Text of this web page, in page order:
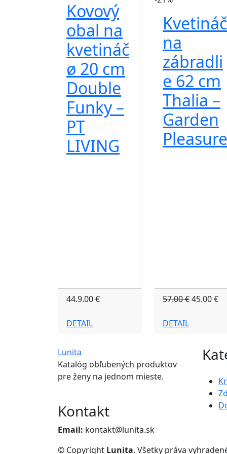
Kovový
obal na
kvetináč
ø 20 cm
Double
Funky –
PT
LIVING
44.9.00 €
DETAIL
Kvetináč
na
zábradli
e 62 cm
Thalia –
Garden
Pleasure
57.00 €45.00 €
DETAIL
Lunita
Katalóg obľubených produktov
pre ženy na jednom mieste.
Kontakt
Email: kontakt@lunita.sk
© Copyright Lunita. Všetky práva